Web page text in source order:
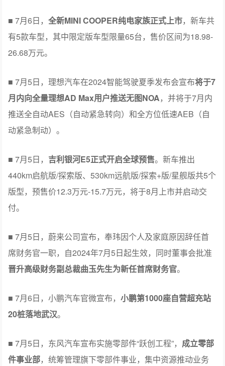
■ 7月6日，全新MINI COOPER纯电家族正式上市，新车共
有5款车型，其中限定版车型限量65台，售价区间为18.98-
26.68万元。
■ 7月5日，理想汽车在2024智能驾驶夏季发布会宣布将于7
月内向全量理想AD Max用户推送无图NOA，并将于7月内
推送全自动AES（自动紧急转向）和全方位低速AEB（自
动紧急制动）。
■ 7月5日， 吉利银河E5正式开启全球预售。新车推出
440km启航版/探索版、530km远航版/探索+版/星舰版共5个
版型，预售价12.3万元-15.7万元，将于8月上市并启动交
付。
■ 7月5日，蔚来公司宣布，奉玮因个人及家庭原因辞任首
席财务官一职，自2024年7月5日起生效，同时董事会批准
晋升高级财务副总裁曲玉先生为新任首席财务官。
■ 7月6日，小鹏汽车官微宣布，小鹏第1000座自营超充站
20桩落地武汉。
■ 7月5日，东风汽车宣布实施零部件“跃创工程”， 成立零部
件事业部，统筹管理旗下零部件事业，集中资源推动业务